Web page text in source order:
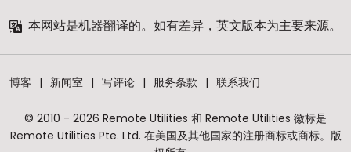
本网站是机器翻译的。如有差异，英文版本为主要来源。
博客 新闻室 写评论 服务条款 联系我们
© 2010 - 2026 Remote Utilities 和 Remote Utilities 徽标是
Remote Utilities Pte. Ltd. 在美国及其他国家的注册商标或商标。版